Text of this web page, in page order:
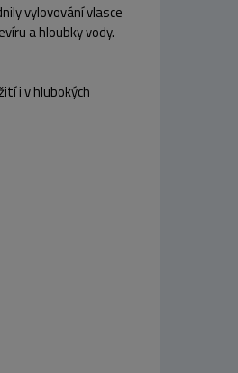
vylovování vlasce
a hloubky vody.
i v hlubokých